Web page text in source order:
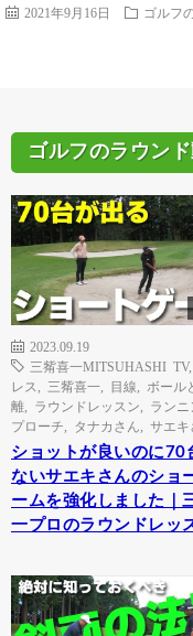
2021年9月16日 ゴルフ
ゴルフのラウン
2023.09.19
三觜喜一MITSUHASHI TV,
レス
三觜喜一 目線
ボール
離
ラウンドレッスン
ランニ
プローチ
タナカさん サエキ
ショットが良いのに70
ないサエキさんのショ
ームを強化しました｜
一プロのラウンドレッ